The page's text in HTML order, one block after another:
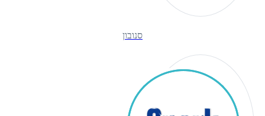
סנובון